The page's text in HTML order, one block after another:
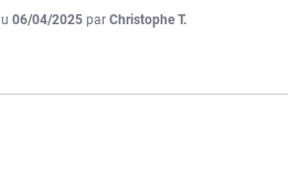
06/04/2025 par Christophe T.